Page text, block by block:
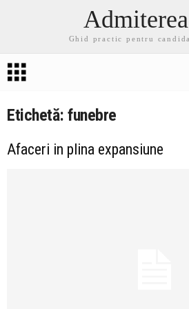
Ghid practic pentru
Etichetă: funebre
Afaceri in plina expansiune